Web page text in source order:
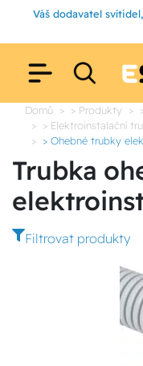
Váš dodavatel
Domů > Produkty
> Elektroinstalační
> Ohebné trubky
Trubka
Filtrovat produkty